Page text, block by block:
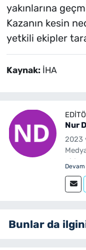
yakınlarına
Kazanın kesin
yetkili ekipler
Kaynak: İHA
Nur
2023
Bunlar da